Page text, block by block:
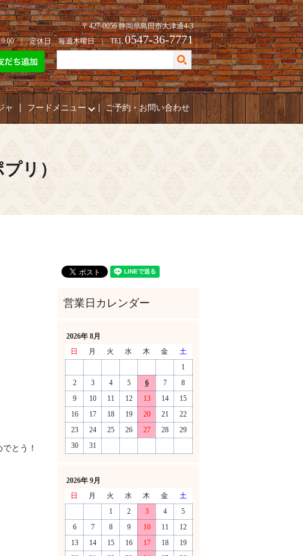
〒427-0056 静岡県島田市大津通4-3
19:00 | 定休日 毎週木曜日 | TEL0547-36-7771
ャ フードメニュー ご予約・お問い合わせ
リ）
とう！
2026年 8月
日
月 火 水 木 金
土
1
2
3 4 5 6 7
8
9
10 11 12 13 14
15
16
17 18 19 20 21
22
23
24 25 26 27 28
29
30
31
2026年 9月
日
月 火 水 木 金
土
1
2 3 4
5
6
7 8 9 10 11
12
13
14 15 16 17 18
19